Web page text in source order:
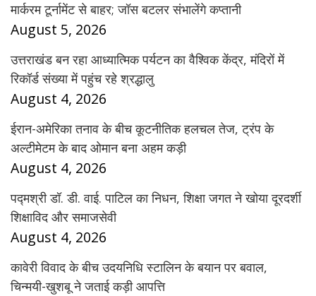
मार्करम टूर्नामेंट से बाहर; जॉस बटलर संभालेंगे कप्तानी
August 5, 2026
उत्तराखंड बन रहा आध्यात्मिक पर्यटन का वैश्विक केंद्र, मंदिरों में
रिकॉर्ड संख्या में पहुंच रहे श्रद्धालु
August 4, 2026
ईरान-अमेरिका तनाव के बीच कूटनीतिक हलचल तेज, ट्रंप के
अल्टीमेटम के बाद ओमान बना अहम कड़ी
August 4, 2026
पद्मश्री डॉ. डी. वाई. पाटिल का निधन, शिक्षा जगत ने खोया दूरदर्शी
शिक्षाविद और समाजसेवी
August 4, 2026
कावेरी विवाद के बीच उदयनिधि स्टालिन के बयान पर बवाल,
चिन्मयी-खुशबू ने जताई कड़ी आपत्ति